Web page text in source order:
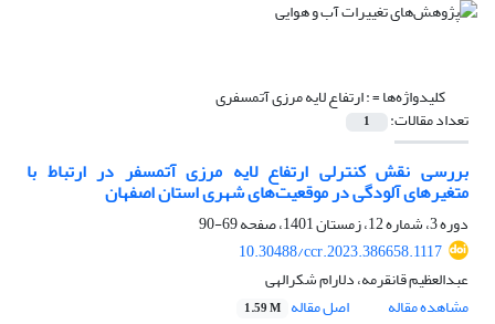
کلیدواژه‌ها =: ارتفاع لایه مرزی آتمسفری
تعداد مقالات: 1
بررسی نقش کنترلی ارتفاع لایه مرزی آتمسفر در ارتباط با
متغیرهای آلودگی در موقعیت‌های شهری استان اصفهان
دوره 3، شماره 12، زمستان 1401، صفحه
69-90
10.30488/ccr.2023.386658.1117
عبدالعظیم قانقرمه، دلارام شکرالهی
مشاهده مقاله
اصل مقاله 1.59 M